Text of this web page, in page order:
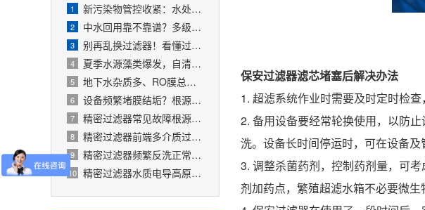
1 新污染物管控收紧：水处理精密过滤器可截留微塑料、微量有害物质
2 中水回用靠不靠谱？多级过滤器层层过滤，出水达标可循环
3 别再乱换过滤器！看懂过滤精度，水处理过滤器少花冤枉钱
4 夏季水源藻类爆发，自清洗过滤器搞定原水预处理难题
5 地下水杂质多、RO膜总报废！一支滤芯过滤器就能大幅延寿
6 设备频繁堵膜结垢？根源就是前置水处理过滤器没配对
7 精密过滤器常见故障根源有哪些？
8 精密过滤器前端多介质过滤失效会怎样？
9 精密过滤器频繁反洗正常吗？
10 精密过滤器水质电导高原因是什么？
保安过滤器滤芯堵塞后解决办法
1. 超滤系统作业时需要及时定时检
2. 备用设备要经常轮换使用，以防
洗。设备长时间停运时，可在设备
3. 调整杀菌药剂，控制药剂量，可
剂加药点，繁殖超滤水箱不必要微生